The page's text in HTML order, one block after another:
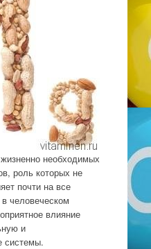
необходимых
роль которых не
почти на все
человеческом
влияние
и
системы.